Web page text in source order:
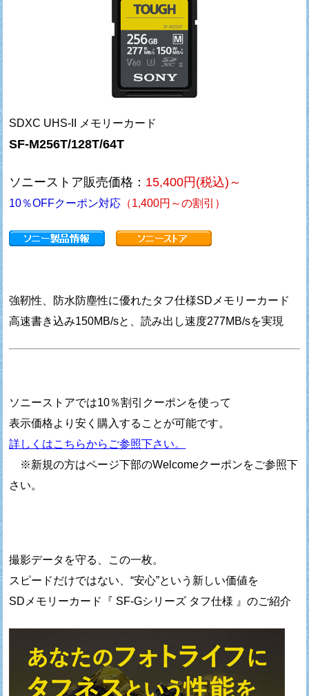
SDXC UHS-II メモリーカード
SF-M256T/128T/64T
ソニーストア販売価格： 15,400円(税込)～
10％OFFクーポン対応 （1,400円～の割引）
強靭性、防水防塵性に優れたタフ仕様SDメモリーカード
高速書き込み150MB/sと、読み出し速度277MB/sを実現
ソニーストアでは10％割引クーポンを使って
表示価格より安く購入することが可能です。
詳しくはこちらからご参照下さい。
※新規の方はページ下部のWelcomeクーポンをご参照下
さい。
撮影データを守る、この一枚。
スピードだけではない、“安心”という新しい価値を
SDメモリーカード『 SF-Gシリーズ タフ仕様 』のご紹介